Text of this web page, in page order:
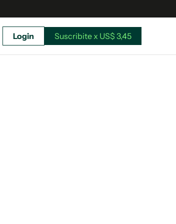
Login Suscribite x US$ 3,45